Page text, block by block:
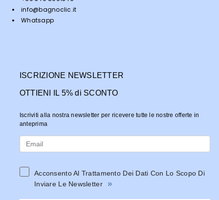
info@bagnoclic.it
Whatsapp
ISCRIZIONE NEWSLETTER
OTTIENI IL 5% di SCONTO
Iscriviti alla nostra newsletter per ricevere tutte le nostre offerte in
anteprima
Acconsento Al Trattamento Dei Dati Con Lo Scopo Di
Inviare Le Newsletter
»